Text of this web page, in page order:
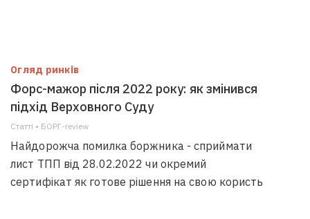
Огляд ринків
Форс-мажор після 2022 року: як змінився
підхід Верховного Суду
Статті • БОРГ-review
Найдорожча помилка боржника - сприймати
лист ТПП від 28.02.2022 чи окремий
сертифікат як готове рішення на свою користь